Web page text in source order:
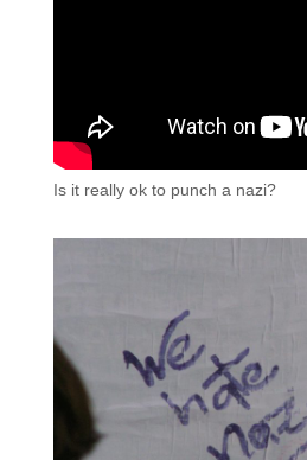
Is it really ok to punch a nazi?